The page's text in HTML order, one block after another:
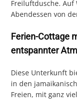
Freiluftdusche. Auf
Abendessen von
Ferien-Cottage
entspannter
Diese Unterkunft
in den
Freien, mit